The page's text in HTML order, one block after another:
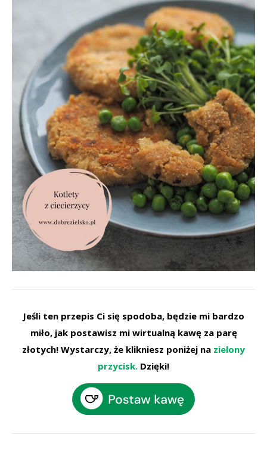
Jeśli ten przepis Ci się spodoba, będzie mi bardzo
miło, jak postawisz mi wirtualną kawę za parę
złotych! Wystarczy, że klikniesz poniżej na zielony
przycisk. Dzięki!